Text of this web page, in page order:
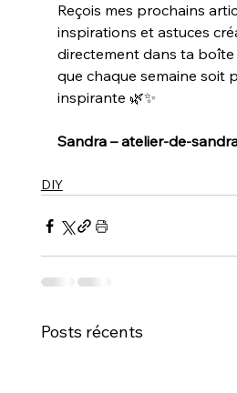
Reçois mes prochains
inspirations et astuces
directement dans ta
que chaque semaine soit
inspirante 🌿✨
Sandra – atelier-de-
DIY
Posts récents